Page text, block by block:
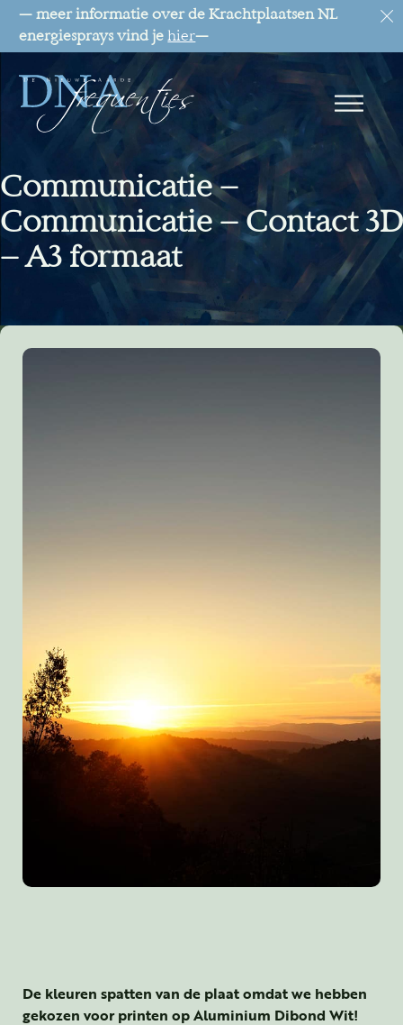
— meer informatie over de Krachtplaatsen NL
energiesprays vind jehier—
Communicatie –
Communicatie – Contact 3D
– A3 formaat
De kleuren spatten van de plaat omdat we hebben
gekozen voor printen op Aluminium Dibond Wit!